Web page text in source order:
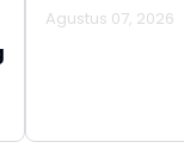
Agustus 07, 2026